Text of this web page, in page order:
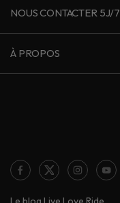
NOUS CONTACTER 5J/7
À PROPOS